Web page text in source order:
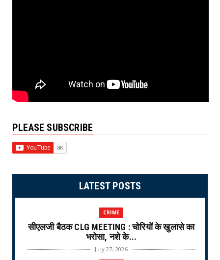
PLEASE SUBSCRIBE
LATEST POSTS
CRIME
सीएलजी बैठक CLG MEETING : चोरियों के खुलासे का
भरोसा, नशे के...
July 27, 2026